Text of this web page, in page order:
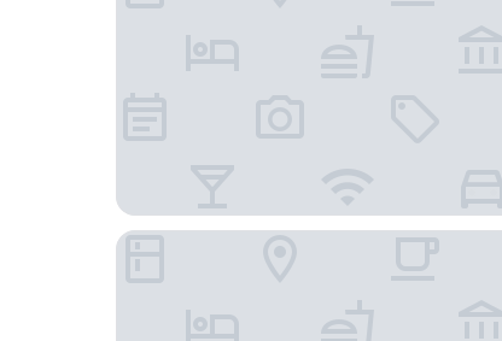
Villa Foresta